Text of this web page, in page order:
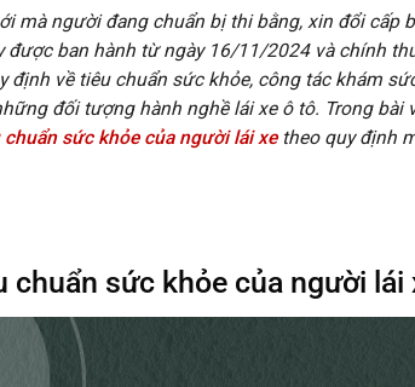
mà người đang chuẩn bị thi bằng, xin đổi cấp
được ban hành từ ngày 16/11/2024 và chính
định về tiêu chuẩn sức khỏe, công tác khám
đối tượng hành nghề lái xe ô tô. Trong bài
chuẩn sức khỏe của người lái xetheo quy định
chuẩn sức khỏe của người